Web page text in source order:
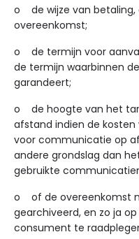
o de wijze van betaling,
overeenkomst;
o de termijn voor
de termijn waarbinnen
garandeert;
o de hoogte van het
afstand indien de
voor communicatie op
andere grondslag dan
gebruikte
o of de overeenkomst
gearchiveerd, en zo ja
consument te